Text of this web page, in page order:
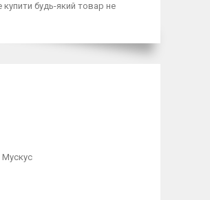
купити будь-який товар не
Мускус